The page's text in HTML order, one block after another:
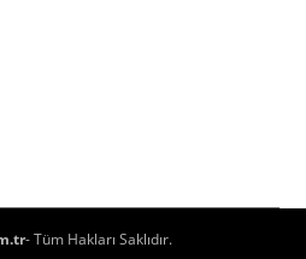
- Tüm Hakları Saklıdır.